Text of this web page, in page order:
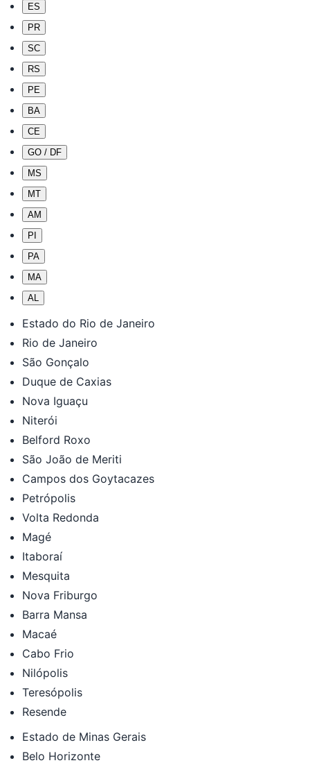
ES
PR
SC
RS
PE
BA
CE
GO / DF
MS
MT
AM
PI
PA
MA
AL
Estado do Rio de Janeiro
Rio de Janeiro
São Gonçalo
Duque de Caxias
Nova Iguaçu
Niterói
Belford Roxo
São João de Meriti
Campos dos Goytacazes
Petrópolis
Volta Redonda
Magé
Itaboraí
Mesquita
Nova Friburgo
Barra Mansa
Macaé
Cabo Frio
Nilópolis
Teresópolis
Resende
Estado de Minas Gerais
Belo Horizonte